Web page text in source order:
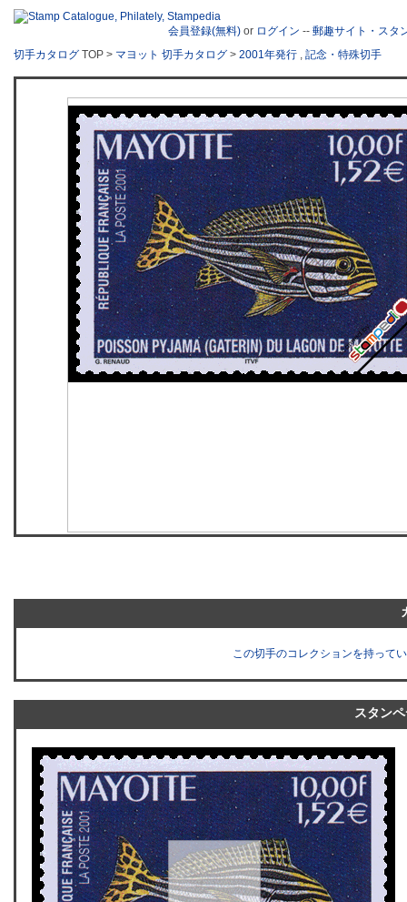
会員登録(無料) or ログイン -- 郵趣サイト・スタ
切手カタログ TOP > マヨット 切手カタログ > 2001年発行 , 記念・特殊切手
この切手のコレクションを持って
スタン